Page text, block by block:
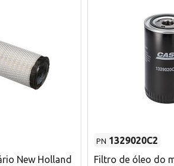
New Holland
PN 1329020C2
Filtro de óleo do